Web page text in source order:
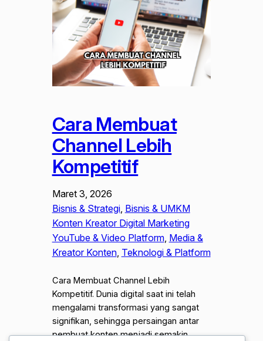
Cara Membuat
Channel Lebih
Kompetitif
Maret 3, 2026
Bisnis & Strategi, Bisnis & UMKM
Konten Kreator Digital Marketing
YouTube & Video Platform, Media &
Kreator Konten, Teknologi & Platform
Cara Membuat Channel Lebih
Kompetitif. Dunia digital saat ini telah
mengalami transformasi yang sangat
signifikan, sehingga persaingan antar
pembuat konten menjadi semakin